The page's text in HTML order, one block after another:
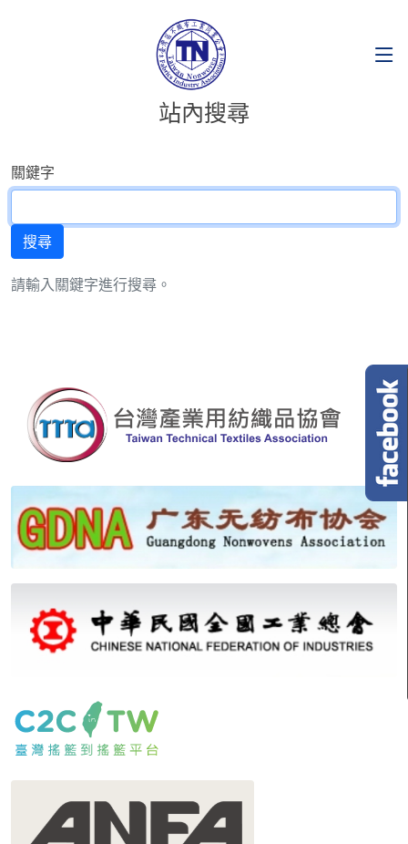
站內搜尋
關鍵字
請輸入關鍵字進行搜尋。